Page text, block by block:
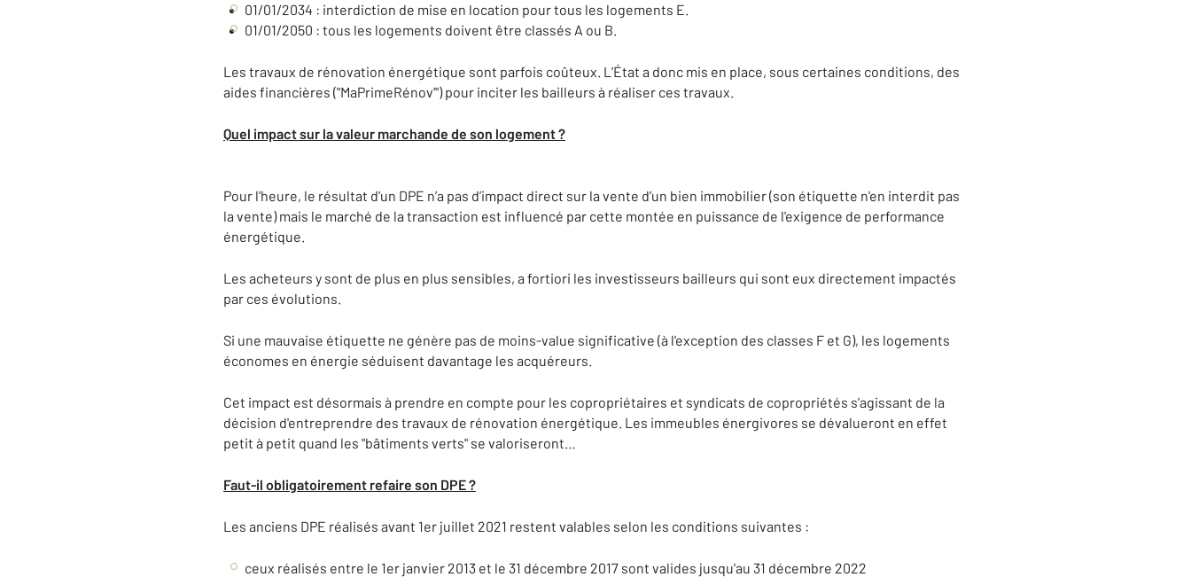
01/01/2034 : interdiction de mise en location pour tous les logements E.
01/01/2050 : tous les logements doivent être classés A ou B.
Les travaux de rénovation énergétique sont parfois coûteux. L’État a donc mis en place, sous certaines conditions, des
aides financières ("MaPrimeRénov'") pour inciter les bailleurs à réaliser ces travaux.
Quel impact sur la valeur marchande de son logement ?
Pour l'heure, le résultat d'un DPE n’a pas d’impact direct sur la vente d’un bien immobilier (son étiquette n'en interdit pas
la vente) mais le marché de la transaction est influencé par cette montée en puissance de l'exigence de performance
énergétique.
Les acheteurs y sont de plus en plus sensibles, a fortiori les investisseurs bailleurs qui sont eux directement impactés
par ces évolutions.
Si une mauvaise étiquette ne génère pas de moins-value significative (à l'exception des classes F et G), les logements
économes en énergie séduisent davantage les acquéreurs.
Cet impact est désormais à prendre en compte pour les copropriétaires et syndicats de copropriétés s'agissant de la
décision d'entreprendre des travaux de rénovation énergétique. Les immeubles énergivores se dévalueront en effet
petit à petit quand les "bâtiments verts" se valoriseront…
Faut-il obligatoirement refaire son DPE ?
Les anciens DPE réalisés avant 1er juillet 2021 restent valables selon les conditions suivantes :
ceux réalisés entre le 1er janvier 2013 et le 31 décembre 2017 sont valides jusqu'au 31 décembre 2022